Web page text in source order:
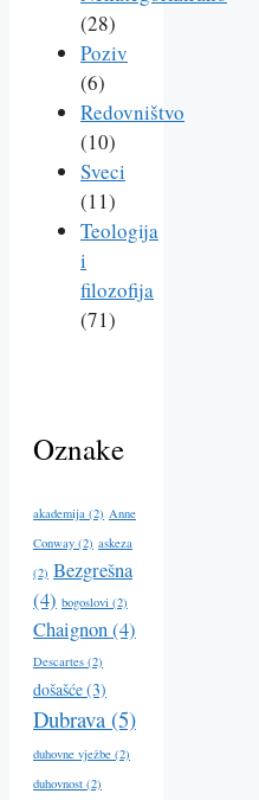
(28)
Poziv
(6)
Redovništvo
(10)
Sveci
(11)
Teologija
i
filozofija
(71)
Oznake
akademija (2) Anne
Conway (2) askeza
(2) Bezgrešna
(4) bogoslovi (2)
Chaignon(4)
Descartes (2)
došašće(3)
Dubrava (5)
duhovne vježbe (2)
duhovnost (2)